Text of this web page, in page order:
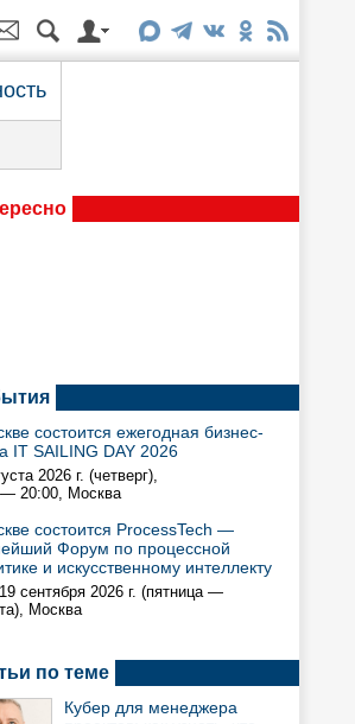
состоится ежегодная бизнес-
IT SAILING DAY 2026
2026 г. (четверг),
— 20:00, Москва
состоится ProcessTech —
Форум по процессной
и искусственному интеллекту
сентября 2026 г. (пятница —
Москва
по теме
Кубер для менеджера